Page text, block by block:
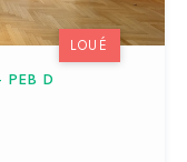
PEB D
LOUÉ